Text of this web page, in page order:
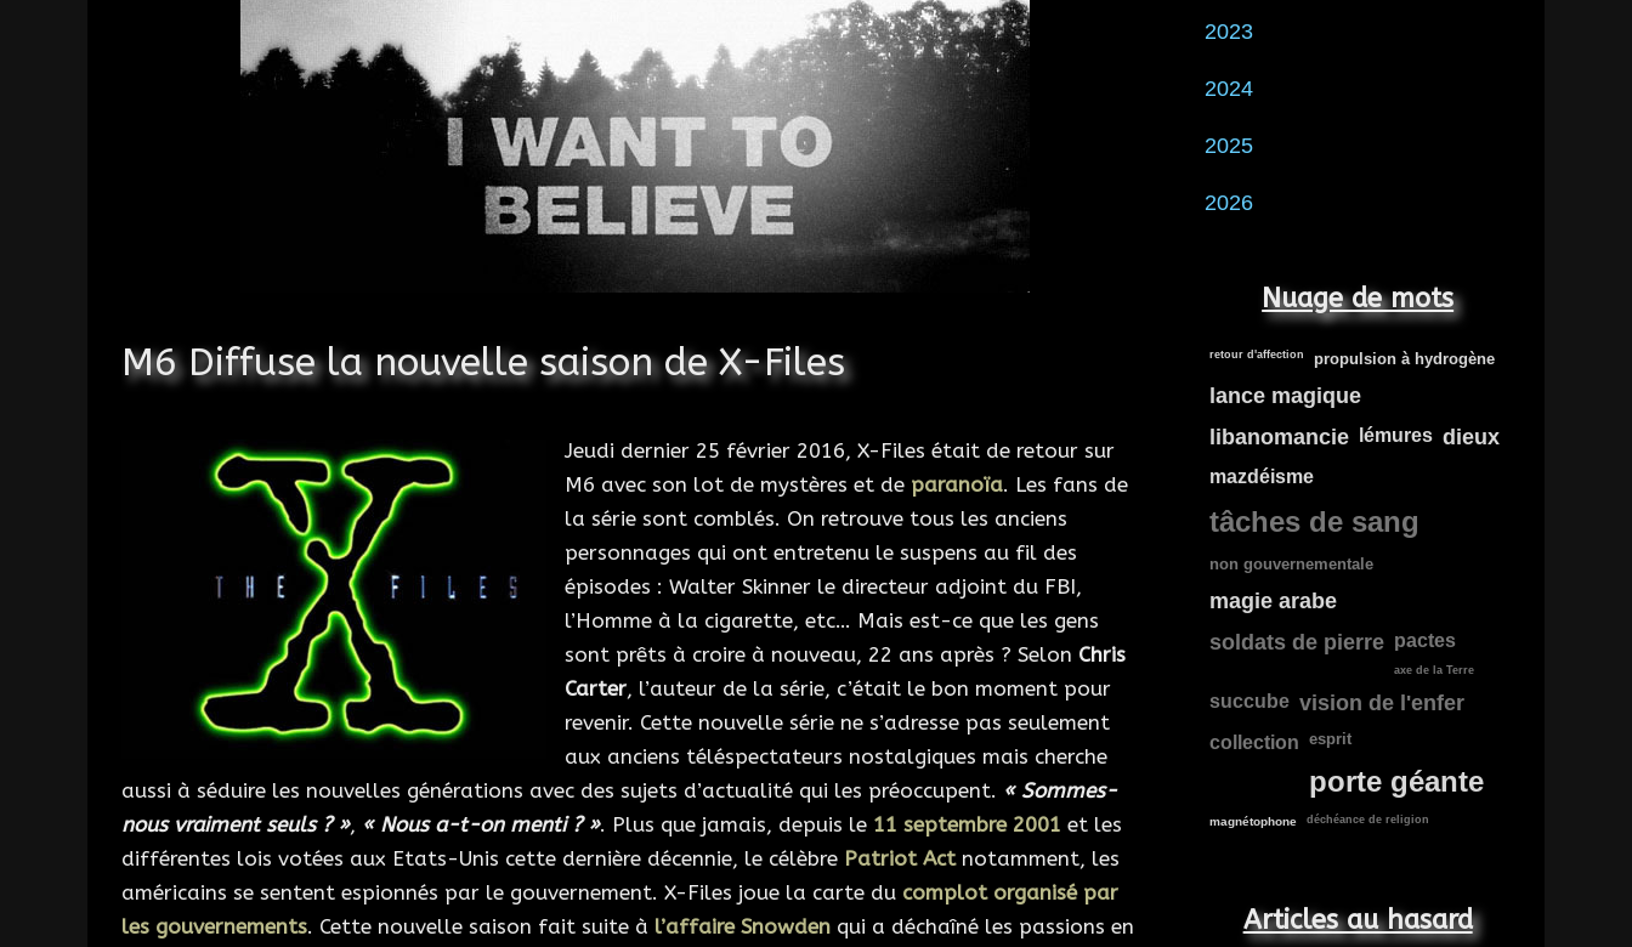
M6 Diffuse la nouvelle saison de X-Files
Jeudi dernier 25 février 2016, X-Files était de retour sur
M6 avec son lot de mystères et de paranoïa. Les fans de
la série sont comblés. On retrouve tous les anciens
personnages qui ont entretenu le suspens au fil des
épisodes : Walter Skinner le directeur adjoint du FBI,
l’Homme à la cigarette, etc… Mais est-ce que les gens
sont prêts à croire à nouveau, 22 ans après ? Selon Chris
Carter, l’auteur de la série, c’était le bon moment pour
revenir. Cette nouvelle série ne s’adresse pas seulement
aux anciens téléspectateurs nostalgiques mais cherche
aussi à séduire les nouvelles générations avec des sujets d’actualité qui les préoccupent. « Sommes-
nous vraiment seuls ? », « Nous a-t-on menti ? ». Plus que jamais, depuis le 11 septembre 2001 et les
différentes lois votées aux Etats-Unis cette dernière décennie, le célèbre Patriot Actnotamment, les
américains se sentent espionnés par le gouvernement. X-Files joue la carte du complot organisé par
les gouvernements. Cette nouvelle saison fait suite à l’affaire Snowden qui a déchaîné les passions en
2023
2024
2025
2026
Nuage de mots
retour d'affection propulsion à hydrogène
lance magique
libanomancie
lémures dieux
mazdéisme
tâches de sang
non gouvernementale
magie arabe
soldats de pierre pactes
axe de la Terre
succube vision de l'enfer
collection esprit
porte géante
magnétophone déchéance de religion
Articles au hasard